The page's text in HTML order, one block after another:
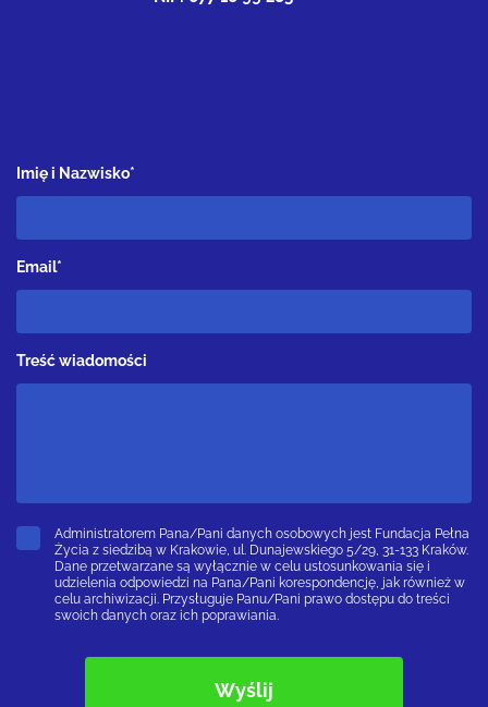
Imię i Nazwisko*
Email*
Treść wiadomości
Administratorem Pana/Pani danych osobowych jest Fundacja Pełna
Życia z siedzibą w Krakowie, ul. Dunajewskiego 5/29, 31-133 Kraków.
Dane przetwarzane są wyłącznie w celu ustosunkowania się i
udzielenia odpowiedzi na Pana/Pani korespondencję, jak również w
celu archiwizacji. Przysługuje Panu/Pani prawo dostępu do treści
swoich danych oraz ich poprawiania.